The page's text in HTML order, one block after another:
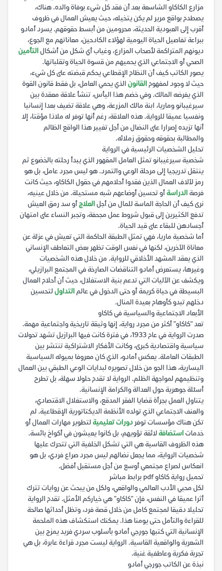
مزارع الكاكاو الشاسعة بعد أن فقد كل شيء بوفاة والده. هناك،
يصطدم بواقع مرير لم يكن يتخيله، حيث يعيش العمال في ظروف
أقرب إلى العبودية الحديثة، محرومين من أبسط حقوقهم. يسرد أمادو
ببراعة تفاصيل الحياة اليومية لهؤلاء الكادحين، معاناتهم مع الجوع،
ديونهم المتراكمة لأصحاب المزارع، وغياب أي شكل من أشكالالتأمين
الصحي أو الاجتماعي الذي يحميهم من قسوة الحياة وتقلباتها.
يصور الكاتب كيف أن النظام الإقطاعي يحكم قبضته على كل شيء،
حيث لا وجود لمفهومالقانون الذي يحمي العامل، بل فقط قانون القوة
الذي يفرضه المالك. وفي خضم هذا اليأس، تنشأ علاقة معقدة بين
سيرغيبانو وماريا، ابنة مالك المزرعة، وهي علاقة تضيف بعدا إنسانيا
ونفسيا عميقا للرواية. هذه العلاقة، رغم أنها توفر له ملاذا مؤقتا، إلا
أنها تزيده إصرارا على النضال من أجل تغيير هذا الواقع الظالم
والمطالبة بحقوقه وحقوق زملائه.
تحليل الشخصيات الرئيسية في الرواية
شخصية سيرغيبانو تمثل العامل المقهور الذي يبدأ رحلته بالخضوع ثم
ينتقل تدريجيا إلى مرحلة الوعي والتمرد. هو ليس مجرد عامل، بل هو
رمز لآلاف العمال الذين فقدوا أحلامهم في حقول الكاكاو، حيث كانت
فرصةالدراسةأو تحسين أوضاعهم شبه مستحيلة. من خلال عينيه،
نرى كيف أن الحاجة الماسة للمال من أجلالعلاجأو سد رمق العيش
تدفع الكثيرين إلى قبول شروط عمل مجحفة، وتجبر النساء على امتهان
أجسادهن للبقاء على قيد الحياة.
أما شخصية ماريا، فهي تمثل الطبقة الحاكمة التي تعيش في عزلة عن
معاناة الآخرين، لكنها في نفس الوقت تظهر بعض التعاطف الإنساني
الذي يعقد المشهد الأخلاقي للرواية. من خلال هذه الشخصيات
وغيرها، يستعرض أمادو التناقضات الصارخة في المجتمع البرازيلي،
ويكشف عن الآليات التي تدعم بنية الاستغلال، حيث أن أحلام العمال
البسيطة في حياة كريمة أو حتى الدخول في عالمالتداول لتحسين
دخلهم تبدو كأوهام بعيدة المنال.
الأبعاد الاجتماعية والسياسية في كاكاو
تعد "كاكاو" أكثر من مجرد رواية، إنها وثيقة تاريخية واجتماعية مهمة.
صدرت الرواية في عام 1933، في فترة كانت فيها البرازيل تشهد تحولات
سياسية واقتصادية كبرى، وكانت الأفكار الاشتراكية تنتشر بين
الطبقات العاملة. يعكس أمادو، الذي كان معروفا بميوله السياسية
اليسارية، هذا الجو من خلال تصويره لبدايات الوعي الطبقي بين العمال
وتنظيمهم لمواجهة الظلم. الرواية لا تقدم حلولا سهلة، بل تطرح
أسئلة جوهرية حول العدالة والكرامة الإنسانية.
يتناول العمل بجرأة قضايا الفقر المدقع، والاستغلال الاقتصادي،
والعنف الاجتماعي الذي تولده الأنظمة الديكتاتورية الإقطاعية. لم
تكن هناك مؤسسات توفر دورات تعليمية لتطوير مهارات العمال أو
خدماتاستضافةلائقة تؤويهم، بل كانوا يعيشون في أكواخ بائسة.
هذه الظروف القاسية هي التي تشكل الخلفية التي تتحرك عليها
شخصيات الرواية، مما يجعل نضالهم ليس مجرد صراع فردي، بل هو
انعكاس لصراع مجتمعي أوسع من أجل مستقبل أفضل.
تحميل رواية كاكاو pdf برابط مباشر
لكل محبي الأدب العالمي والواقعي، ولكل من يبحث عن روايات تترك
أثرا عميقا في النفس، فإن "كاكاو" هي خياركم الأمثل. تقدم الرواية
تحليلا دقيقا لمجتمع كامل من خلال قصة فرد، وتظل أحداثها صالحة
للقراءة والتأمل حتى يومنا هذا. يمكنك استكشاف هذه الملحمة
الإنسانية التي كتبها جورجي أمادو بأسلوب سردي فريد يمزج بين
الشعرية والواقعية القاسية. الرواية ليست مجرد قراءة عابرة، بل هي
تجربة فكرية وعاطفية غنية.
نبذة عن الكاتب جورجي أمادو